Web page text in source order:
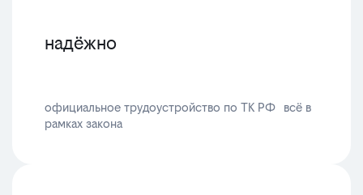
надёжно
официальное трудоустройство по ТК РФ всё в
рамках закона